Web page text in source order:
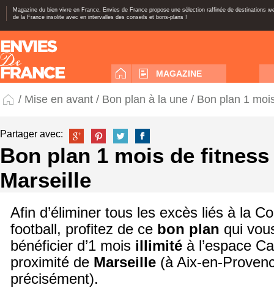
Magazine du bien vivre en France, Envies de France propose une sélection raffinée de destinations
de la France insolite avec en intervalles des conseils et bons-plans !
MAGAZINE
/ Mise en avant / Bon plan à la une / Bon plan 1
Partager avec:
Bon plan 1 mois de
Marseille
Afin d’éliminer tous les excès liés à la
football, profitez de ce bon plan qui
bénéficier d’1 mois illimité à l’espace
proximité de Marseille (à Aix-en-
précisément).